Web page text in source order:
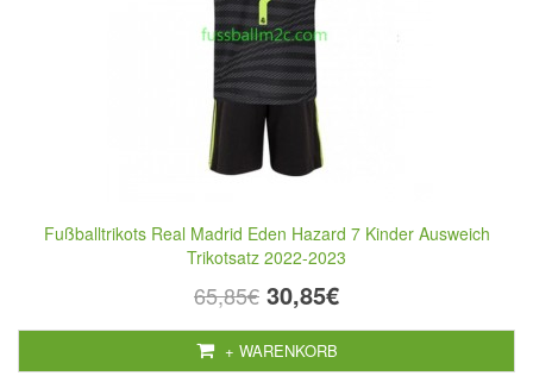
Fußballtrikots Real Madrid Eden Hazard 7 Kinder Ausweich
Trikotsatz 2022-2023
65,85€ 30,85€
+ WARENKORB